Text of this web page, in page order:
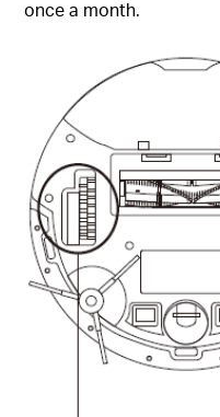
once a month.